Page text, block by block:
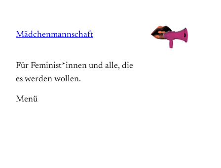
springen
Mädchenmannschaft
Für Feminist*innen und alle, die
es werden wollen.
Menü